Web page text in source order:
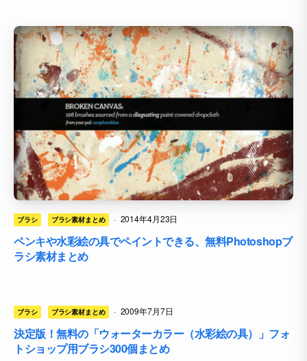
ブラシ ブラシ素材まとめ · 2014年4月23日
ペンキや水彩絵の具でペイントできる、無料Photoshopブ
ラシ素材まとめ
ブラシ ブラシ素材まとめ · 2009年7月7日
決定版！無料の「ウォーターカラー（水彩絵の具）」フォ
トショップ用ブラシ300個まとめ